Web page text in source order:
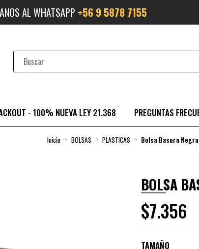
AL WHATSAPP +56 9 5878 7155
- 100% NUEVA LEY 21.368 PREGUNTAS
Inicio BOLSAS PLASTICAS Bolsa Basura
BOLSA
$7.356
TAMAÑO